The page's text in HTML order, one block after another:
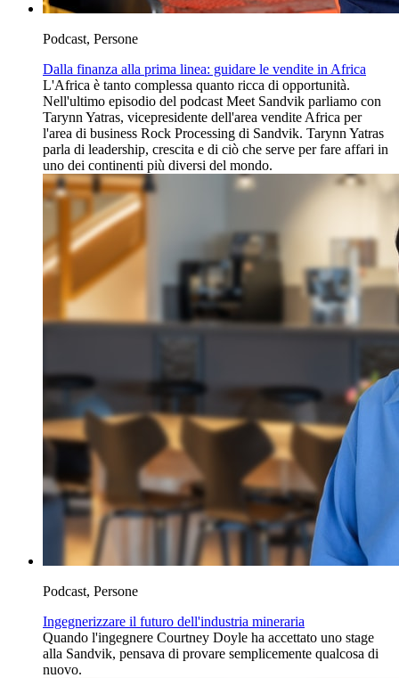
Podcast, Persone
Dalla finanza alla prima linea: guidare le vendite in Africa
L'Africa è tanto complessa quanto ricca di opportunità.
Nell'ultimo episodio del podcast Meet Sandvik parliamo con
Tarynn Yatras, vicepresidente dell'area vendite Africa per
l'area di business Rock Processing di Sandvik. Tarynn Yatras
parla di leadership, crescita e di ciò che serve per fare affari in
uno dei continenti più diversi del mondo.
Podcast, Persone
Ingegnerizzare il futuro dell'industria mineraria
Quando l'ingegnere Courtney Doyle ha accettato uno stage
alla Sandvik, pensava di provare semplicemente qualcosa di
nuovo.